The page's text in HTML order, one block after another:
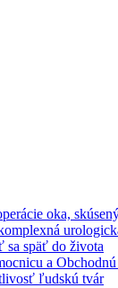
oka,
sa späť do života
a
ľudskú tvár